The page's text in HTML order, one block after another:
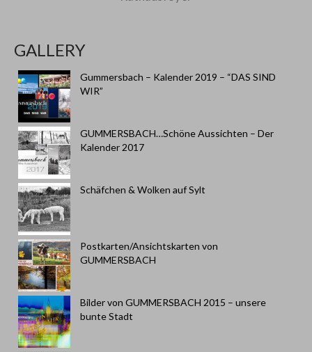
GALLERY
Gummersbach – Kalender 2019 – “DAS SIND
WIR”
GUMMERSBACH…Schöne Aussichten – Der
Kalender 2017
Schäfchen & Wolken auf Sylt
Postkarten/Ansichtskarten von
GUMMERSBACH
Bilder von GUMMERSBACH 2015 – unsere
bunte Stadt